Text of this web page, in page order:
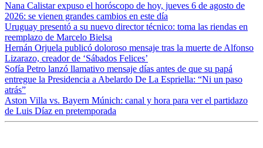
Nana Calistar expuso el horóscopo de hoy, jueves 6 de agosto de
2026: se vienen grandes cambios en este día
Uruguay presentó a su nuevo director técnico: toma las riendas en
reemplazo de Marcelo Bielsa
Hernán Orjuela publicó doloroso mensaje tras la muerte de Alfonso
Lizarazo, creador de ‘Sábados Felices’
Sofía Petro lanzó llamativo mensaje días antes de que su papá
entregue la Presidencia a Abelardo De La Espriella: “Ni un paso
atrás”
Aston Villa vs. Bayern Múnich: canal y hora para ver el partidazo
de Luis Díaz en pretemporada